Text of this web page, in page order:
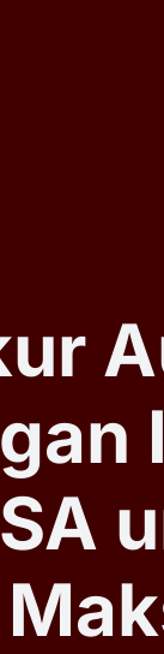
Software AI
Serial ARSA AI Box
Kiosk Kesehatan